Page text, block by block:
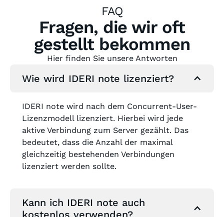
FAQ
Fragen, die wir oft
gestellt bekommen
Hier finden Sie unsere Antworten
Wie wird IDERI note lizenziert?
IDERI note wird nach dem Concurrent-User-
Lizenzmodell lizenziert. Hierbei wird jede
aktive Verbindung zum Server gezählt. Das
bedeutet, dass die Anzahl der maximal
gleichzeitig bestehenden Verbindungen
lizenziert werden sollte.
Kann ich IDERI note auch
kostenlos verwenden?